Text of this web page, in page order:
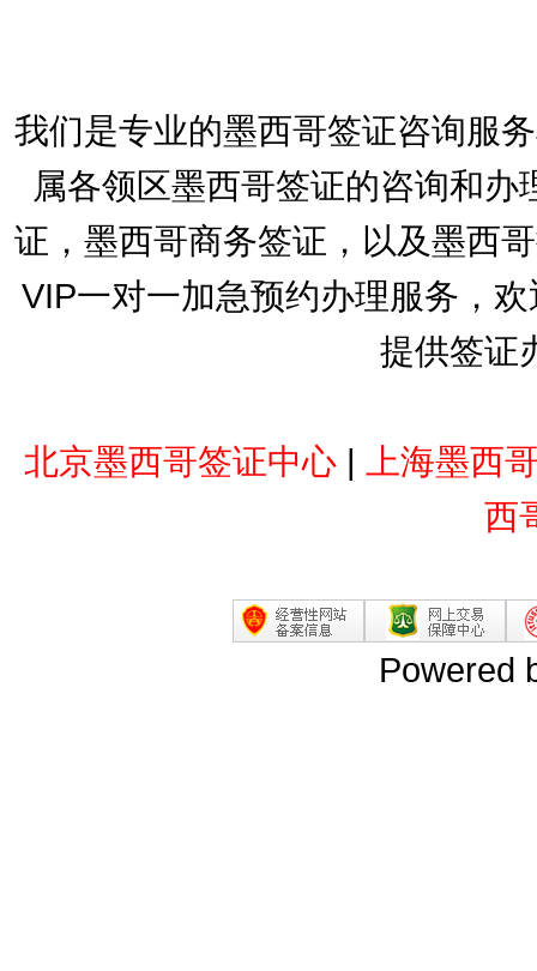
我们是专业的墨西哥签证咨询服
属各领区墨西哥签证的咨询和
证，墨西哥商务签证，以及墨西
VIP一对一加急预约办理服务，
提供签证
北京墨西哥签证中心|
上海墨西
西
Powered